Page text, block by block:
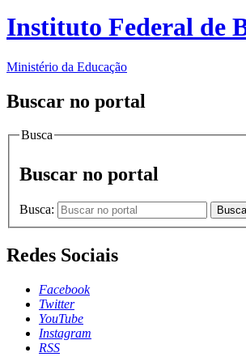
Instituto Federal de
Ministério da Educação
Buscar no portal
Busca
Buscar no portal
Busca:
Redes Sociais
Facebook
Twitter
YouTube
Instagram
RSS